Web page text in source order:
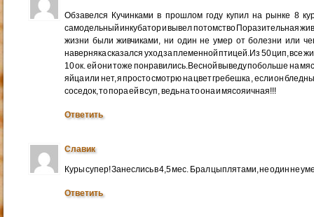
Обзавелся Кучинками в прошлом году купил на рынке 8
самодельный инкубатор и вывел потомство Поразительная
жизни были живчиками, ни один не умер от болезни или
наверняка сказался уход за племенной птицей.Из 50 цип, все
10 ок. ей они тоже понравились.Весной выведу побольше на
яйца или нет, я просто смотрю на цвет гребешка , если он
соседок, то пора ей в суп, ведь на то она и мясояичная!!!
Ответить
Славик
Куры супер! Занеслись в 4,5 мес. Брал цыплятами, не один не
Ответить